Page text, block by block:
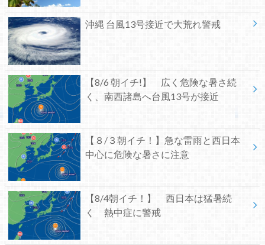
沖縄 台風13号接近で大荒れ警戒
【8/6 朝イチ!】 広く危険な暑さ続
く、南西諸島へ台風13号が接近
【８/３朝イチ！】急な雷雨と西日本
中心に危険な暑さに注意
【8/4朝イチ！】 西日本は猛暑続
く 熱中症に警戒